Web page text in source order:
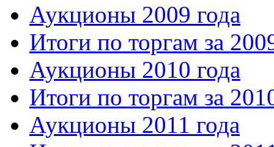
Аукционы 2009 года
Итоги по торгам за
Аукционы 2010 года
Итоги по торгам за
Аукционы 2011 года